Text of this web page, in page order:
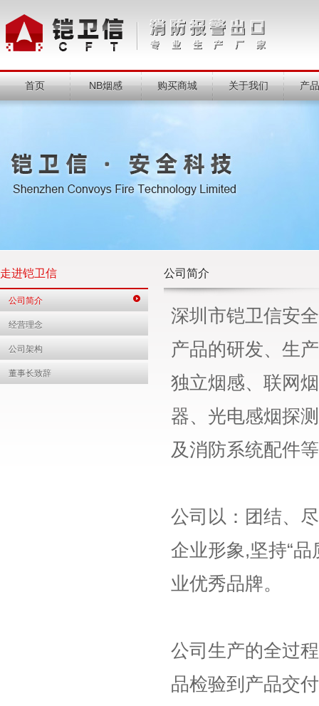
首页 NB烟感 购买商城 关于我们 产
公司简介
深圳市铠卫信安
产品的研发、生
独立烟感、联网
器、光电感烟探
及消防系统配件
公司以：团结、
企业形象,坚持“
业优秀品牌。
公司生产的全过
品检验到产品交
走进铠卫信
公司简介
经营理念
公司架构
董事长致辞